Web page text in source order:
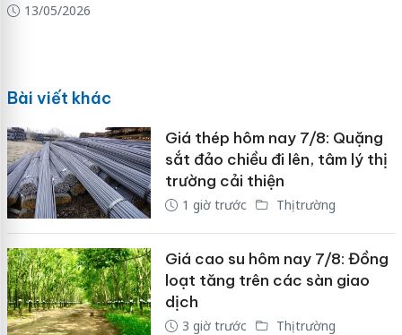
13/05/2026
Bài viết khác
Giá thép hôm nay 7/8: Quặng
sắt đảo chiều đi lên, tâm lý thị
trường cải thiện
1 giờ trước Thị trường
Giá cao su hôm nay 7/8: Đồng
loạt tăng trên các sàn giao
dịch
3 giờ trước Thị trường